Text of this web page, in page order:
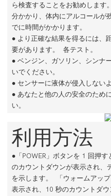
ら検査することをお勧めします。
分かかり、体内にアルコールが
でに時間がかかります。
● より正確な結果を得るには、
要があります。
各テスト。
● ベンジン、ガソリン、シンナ
いでください。
● センサーに液体が侵入しない
● あなたと他の人の安全のため
い。
利用方法
●「POWER」ボタンを 1 回押
のカウントダウンが表示され、
を示します。
「ウォームアッ
表示され、10 秒のカウントダ